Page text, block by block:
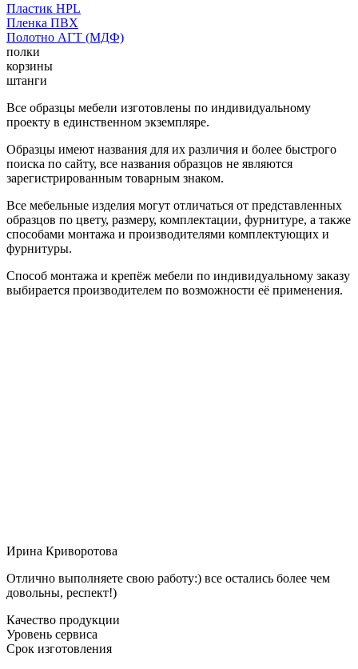
Пластик HPL
Пленка ПВХ
Полотно АГТ (МДФ)
полки
корзины
штанги
Все образцы мебели изготовлены по индивидуальному
проекту в единственном экземпляре.
Образцы имеют названия для их различия и более быстрого
поиска по сайту, все названия образцов не являются
зарегистрированным товарным знаком.
Все мебельные изделия могут отличаться от представленных
образцов по цвету, размеру, комплектации, фурнитуре, а также
способами монтажа и производителями комплектующих и
фурнитуры.
Способ монтажа и крепёж мебели по индивидуальному заказу
выбирается производителем по возможности её применения.
Ирина Криворотова
Отлично выполняете свою работу:) все остались более чем
довольны, респект!)
Качество продукции
Уровень сервиса
Срок изготовления